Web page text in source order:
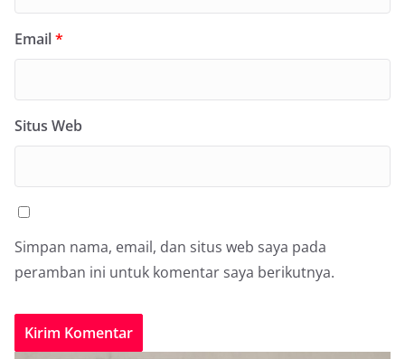
Email*
Situs Web
Simpan nama, email, dan situs web saya pada
peramban ini untuk komentar saya berikutnya.